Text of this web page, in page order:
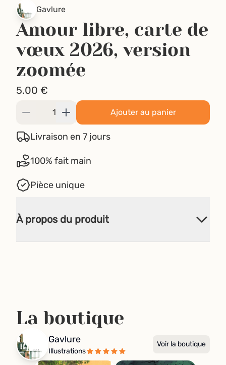
Gavlure
Amour libre, carte de
vœux 2026, version
zoomée
5.00 €
Ajouter au panier
Livraison en 7 jours
100% fait main
Pièce unique
À propos du produit
La boutique
Gavlure
Illustrations
Voir la boutique